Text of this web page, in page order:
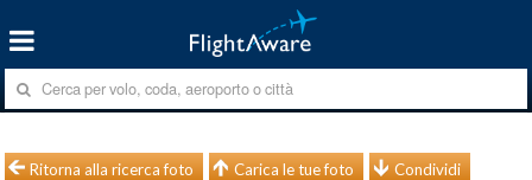
Ritorna alla ricerca foto Carica le tue foto Condividi